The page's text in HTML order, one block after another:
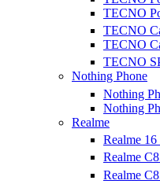
TECNO
TECNO
TECNO
TECNO
Nothing Phone
Nothing
Nothing
Realme
Realme 16
Realme
Realme